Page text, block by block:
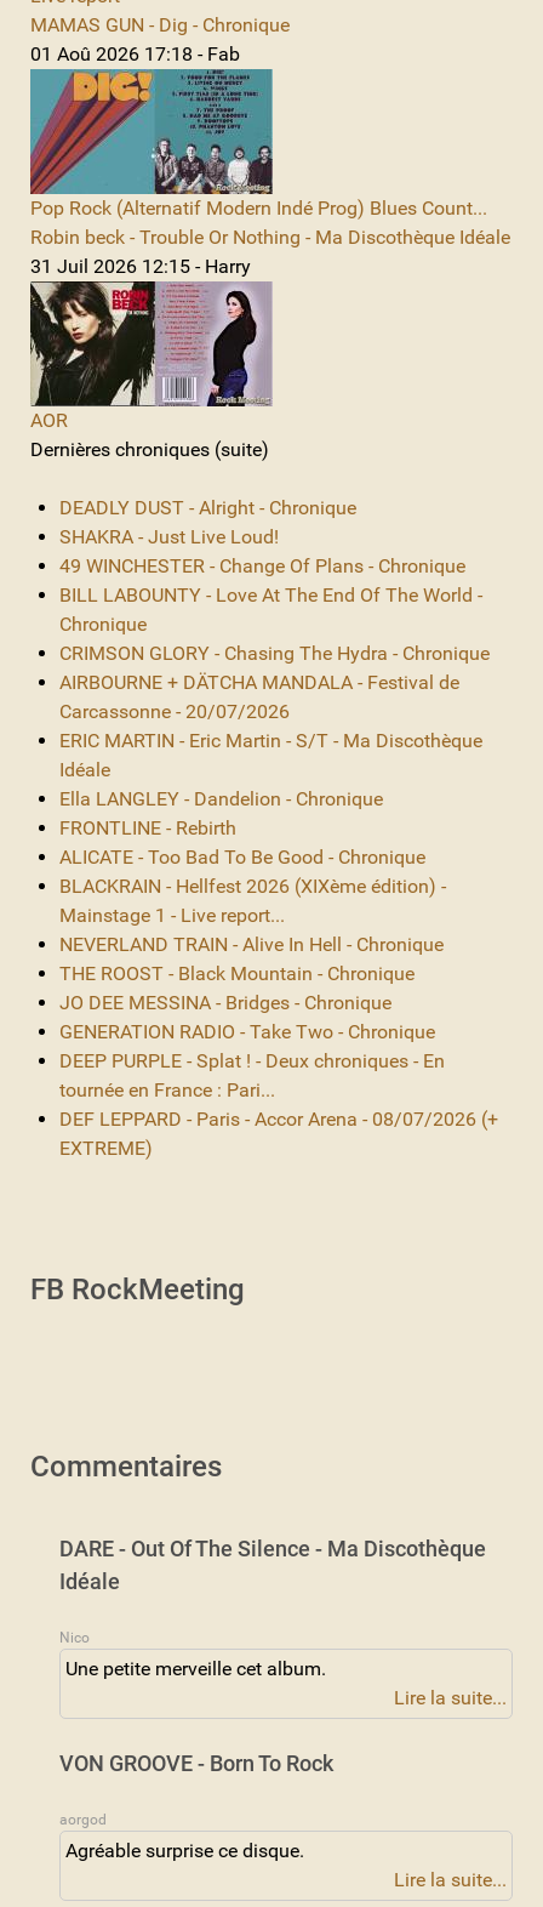
MAMAS GUN - Dig - Chronique
01 Aoû 2026 17:18 - Fab
Pop Rock (Alternatif Modern Indé Prog) Blues Count...
Robin beck - Trouble Or Nothing - Ma Discothèque Idéale
31 Juil 2026 12:15 - Harry
AOR
Dernières chroniques (suite)
DEADLY DUST - Alright - Chronique
SHAKRA - Just Live Loud!
49 WINCHESTER - Change Of Plans - Chronique
BILL LABOUNTY - Love At The End Of The World -
Chronique
CRIMSON GLORY - Chasing The Hydra - Chronique
AIRBOURNE + DÄTCHA MANDALA - Festival de
Carcassonne - 20/07/2026
ERIC MARTIN - Eric Martin - S/T - Ma Discothèque
Idéale
Ella LANGLEY - Dandelion - Chronique
FRONTLINE - Rebirth
ALICATE - Too Bad To Be Good - Chronique
BLACKRAIN - Hellfest 2026 (XIXème édition) -
Mainstage 1 - Live report...
NEVERLAND TRAIN - Alive In Hell - Chronique
THE ROOST - Black Mountain - Chronique
JO DEE MESSINA - Bridges - Chronique
GENERATION RADIO - Take Two - Chronique
DEEP PURPLE - Splat ! - Deux chroniques - En
tournée en France : Pari...
DEF LEPPARD - Paris - Accor Arena - 08/07/2026 (+
EXTREME)
FB RockMeeting
Commentaires
DARE - Out Of The Silence - Ma Discothèque
Idéale
Nico
Une petite merveille cet album.
Lire la suite...
VON GROOVE - Born To Rock
aorgod
Agréable surprise ce disque.
Lire la suite...